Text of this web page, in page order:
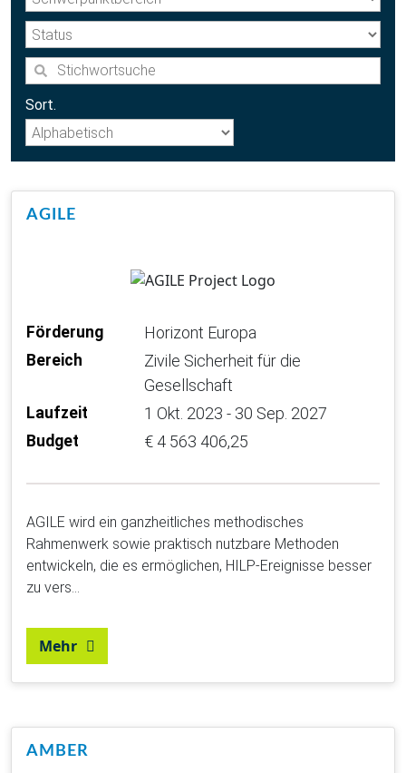
Sort.
AGILE
Förderung Horizont Europa
Bereich
Zivile Sicherheit für die
Gesellschaft
Laufzeit 1 Okt. 2023 - 30 Sep. 2027
Budget € 4 563 406,25
AGILE wird ein ganzheitliches methodisches
Rahmenwerk sowie praktisch nutzbare Methoden
entwickeln, die es ermöglichen, HILP-Ereignisse besser
zu vers…
Mehr
AMBER